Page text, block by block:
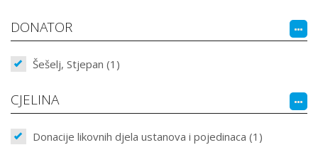
DONATOR
Šešelj, Stjepan (1)
CJELINA
Donacije likovnih djela ustanova i pojedinaca (1)